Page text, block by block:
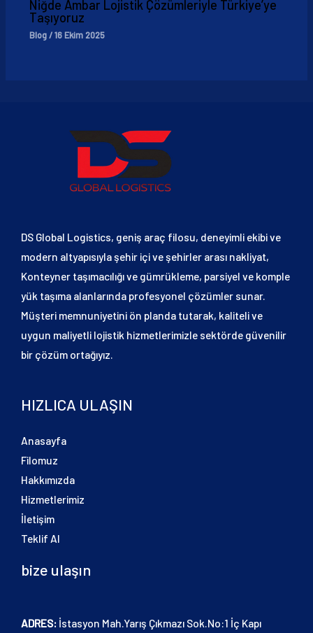
Niğde Ambar Lojistik Çözümleriyle Türkiye’ye
Taşıyoruz
Blog/16 Ekim 2025
DS Global Logistics, geniş araç filosu, deneyimli ekibi ve
modern altyapısıyla şehir içi ve şehirler arası nakliyat,
Konteyner taşımacılığı ve gümrükleme, parsiyel ve komple
yük taşıma alanlarında profesyonel çözümler sunar.
Müşteri memnuniyetini ön planda tutarak, kaliteli ve
uygun maliyetli lojistik hizmetlerimizle sektörde güvenilir
bir çözüm ortağıyız.
HIZLICA ULAŞIN
Anasayfa
Filomuz
Hakkımızda
Hizmetlerimiz
İletişim
Teklif Al
bize ulaşın
ADRES: İstasyon Mah.Yarış Çıkmazı Sok.No:1 İç Kapı